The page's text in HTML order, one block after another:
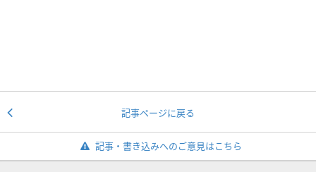
記事ページに戻る
記事・書き込みへのご意見はこちら